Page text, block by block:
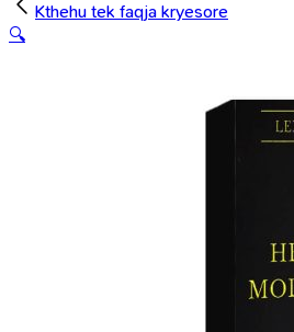
Kthehu tek faqja kryesore
🔍